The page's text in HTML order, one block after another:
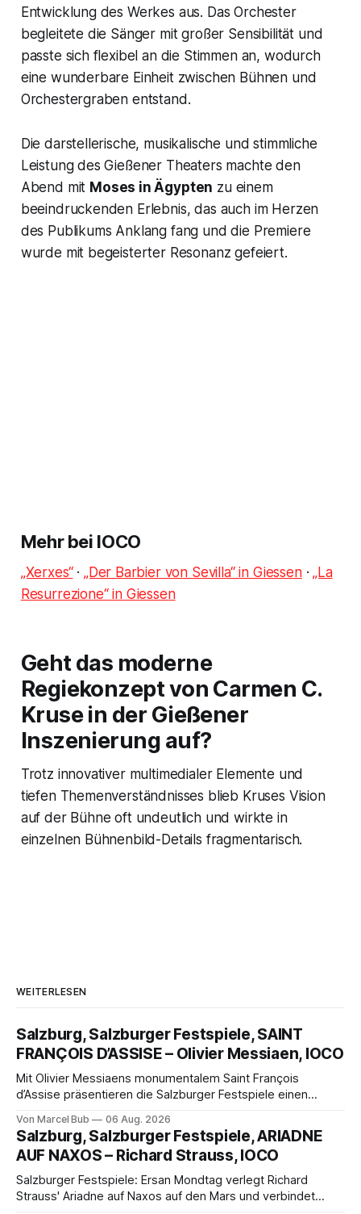
Entwicklung des Werkes aus. Das Orchester
begleitete die Sänger mit großer Sensibilität und
passte sich flexibel an die Stimmen an, wodurch
eine wunderbare Einheit zwischen Bühnen und
Orchestergraben entstand.
Die darstellerische, musikalische und stimmliche
Leistung des Gießener Theaters machte den
Abend mit Moses in Ägypten zu einem
beeindruckenden Erlebnis, das auch im Herzen
des Publikums Anklang fang und die Premiere
wurde mit begeisterter Resonanz gefeiert.
Mehr bei IOCO
„Xerxes“· „Der Barbier von Sevilla“ in Giessen·„La
Resurrezione“ in Giessen
Geht das moderne
Regiekonzept von Carmen C.
Kruse in der Gießener
Inszenierung auf?
Trotz innovativer multimedialer Elemente und
tiefen Themenverständnisses blieb Kruses Vision
auf der Bühne oft undeutlich und wirkte in
einzelnen Bühnenbild-Details fragmentarisch.
WEITERLESEN
Salzburg, Salzburger Festspiele, SAINT
FRANÇOIS D’ASSISE – Olivier Messiaen, IOCO
Mit Olivier Messiaens monumentalem Saint François
d’Assise präsentieren die Salzburger Festspiele einen
eine bildgewaltige Inszenierung, Maxime Pascal entfaltet
die komplexe Partitur eindrucksvoll, Philippe Sly berührt als
Franziskus.
Von Marcel Bub 06 Aug. 2026
Salzburg, Salzburger Festspiele, ARIADNE
AUF NAXOS – Richard Strauss, IOCO
Salzburger Festspiele: Ersan Mondtag verlegt Richard
Strauss' Ariadne auf Naxos auf den Mars und verbindet